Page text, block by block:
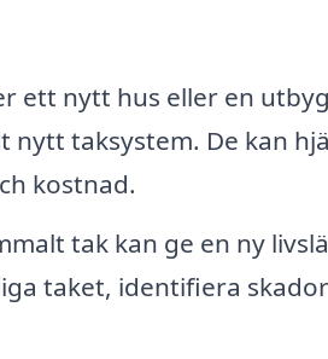
ett nytt hus eller en
taksystem. De kan
kostnad.
tak kan ge en ny
taket, identifiera